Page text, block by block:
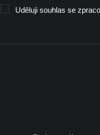
Uděluji souhlas se